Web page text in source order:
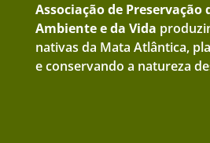
Associação de Preservação
Ambiente e da Vida
nativas da Mata Atlântica,
e conservando a natureza